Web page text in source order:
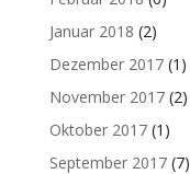
Januar 2018 (2)
Dezember 2017(1)
November 2017(2)
Oktober 2017(1)
September 2017(7)